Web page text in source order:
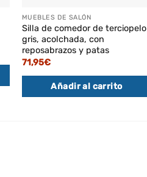
MUEBLES DE SALÓN
Silla de comedor de terciopelo
gris, acolchada, con
reposabrazos y patas
71,95€
Añadir al carrito